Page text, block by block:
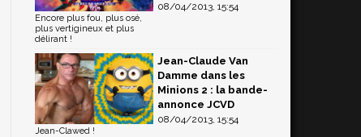
08/04/2013, 15:54
Encore plus fou, plus osé,
plus vertigineux et plus
délirant !
Jean-Claude Van
Damme dans les
Minions 2 : la bande-
annonce JCVD
08/04/2013, 15:54
Jean-Clawed !